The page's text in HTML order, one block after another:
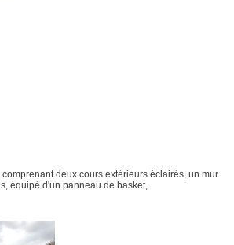
comprenant deux cours extérieurs éclairés, un mur
équipé d'un panneau de basket,